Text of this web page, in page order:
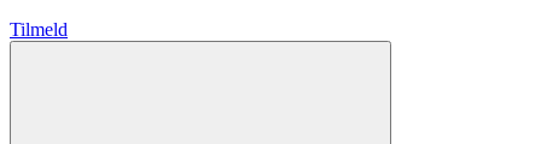
Tilmeld